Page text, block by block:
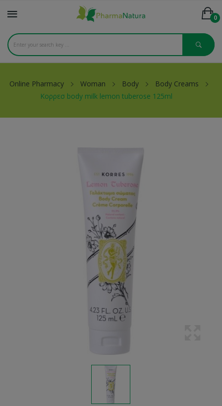
0
Online Pharmacy Woman Body
Body Creams
Κορρεσ body milk lemon tuberose 125ml